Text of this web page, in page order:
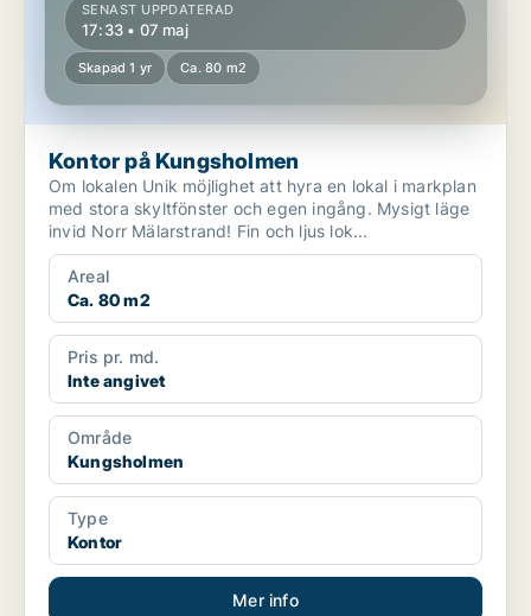
SENAST UPPDATERAD
17:33 • 07 maj
Skapad 1 yr Ca. 80 m2
Kontor på Kungsholmen
Om lokalen Unik möjlighet att hyra en lokal i markplan
med stora skyltfönster och egen ingång. Mysigt läge
invid Norr Mälarstrand! Fin och ljus lok...
Areal
Ca. 80 m2
Pris pr. md.
Inte angivet
Område
Kungsholmen
Type
Kontor
Mer info